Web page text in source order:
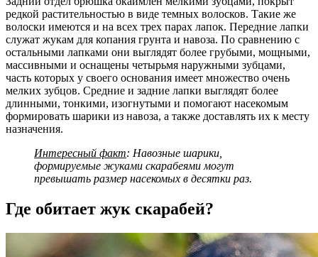
редкой растительностью в виде темных волосков. Такие же
волоски имеются и на всех трех парах лапок. Передние лапки
служат жукам для копания грунта и навоза. По сравнению с
остальными лапками они выглядят более грубыми, мощными,
массивными и оснащены четырьмя наружными зубцами,
часть которых у своего основания имеет множество очень
мелких зубцов. Средние и задние лапки выглядят более
длинными, тонкими, изогнутыми и помогают насекомым
формировать шарики из навоза, а также доставлять их к месту
назначения.
Интересный факт: Навозные шарики,
формируемые жуками скарабеями могут
превышать размер насекомых в десятки раз.
Где обитает жук скарабей?